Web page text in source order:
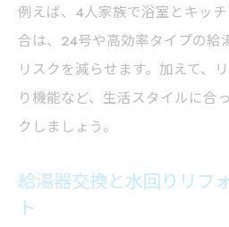
例えば、4人家族で浴室とキッ
合は、24号や高効率タイプの給
リスクを減らせます。加えて、
り機能など、生活スタイルに合
クしましょう。
給湯器交換と水回りリフ
ト